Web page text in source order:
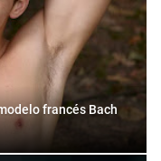
francés Bach